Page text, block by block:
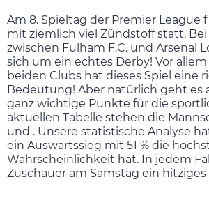
Am 8. Spieltag der Premier League
mit ziemlich viel Zündstoff statt. Bei
zwischen Fulham F.C. und Arsenal
sich um ein echtes Derby! Vor
beiden Clubs hat dieses Spiel eine
Bedeutung! Aber natürlich geht es
ganz wichtige Punkte für die
aktuellen Tabelle stehen die
und . Unsere statistische Analyse
ein Auswärtssieg mit 51 % die
Wahrscheinlichkeit hat. In jedem
Zuschauer am Samstag ein hitziges